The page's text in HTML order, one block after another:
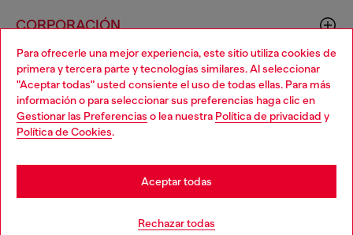
Para ofrecerle una mejor experiencia, este sitio utiliza cookies de
primera y tercera parte y tecnologías similares. Al seleccionar
"Aceptar todas" usted consiente el uso de todas ellas. Para más
información o para seleccionar sus preferencias haga clic en
Gestionar las Preferencias o lea nuestra Política de privacidad y
Política de Cookies.
Rechazar todas
Aceptar todas
CORPORACIÓN
Copyright © 2026 Diesel SpA - Todos los derechos reservados -
No vendas ni compartas mi información personal